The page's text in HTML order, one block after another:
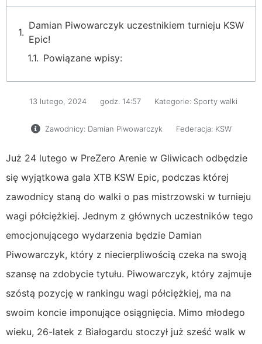
Damian Piwowarczyk uczestnikiem turnieju KSW
Epic!
Powiązane wpisy:
13 lutego, 2024 godz. 14:57 Kategorie: Sporty walki
Zawodnicy: Damian Piwowarczyk Federacja: KSW
Już 24 lutego w PreZero Arenie w Gliwicach odbędzie
się wyjątkowa gala XTB KSW Epic, podczas której
zawodnicy staną do walki o pas mistrzowski w turnieju
wagi półciężkiej. Jednym z głównych uczestników tego
emocjonującego wydarzenia będzie Damian
Piwowarczyk, który z niecierpliwością czeka na swoją
szansę na zdobycie tytułu. Piwowarczyk, który zajmuje
szóstą pozycję w rankingu wagi półciężkiej, ma na
swoim koncie imponujące osiągnięcia. Mimo młodego
wieku, 26-latek z Białogardu stoczył już sześć walk w